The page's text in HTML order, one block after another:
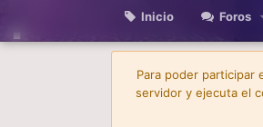
Inicio Foros
Para poder participar
servidor y ejecuta el